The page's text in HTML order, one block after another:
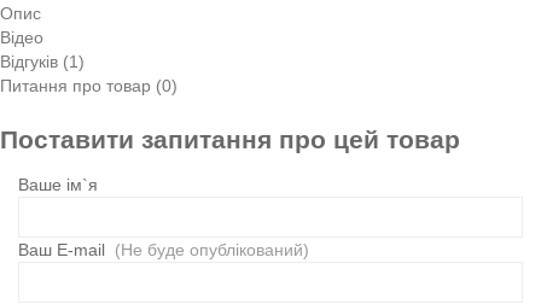
Опис
Відео
Відгуків (1)
Питання про товар (0)
Поставити запитання про цей товар
Ваше ім`я
Ваш E-mail (Не буде опублікований)